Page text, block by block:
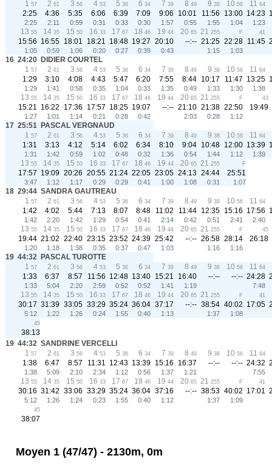
1 57 2 61 3 56 4 53 5 36 6 34 7 39 8 49 9 38 10 56 11 64
2:25
4:36 5:35 6:06 6:39 7:09 9:06 10:01 11:56 13:00 14:23
2:25 2:11 0:59 0:31 0:33 0:30 1:57 0:55 1:55 1:04 1:23
13 55 14 35 15 50 16 33 17 67 18 46 19 44 20 65 21 255 F 41
15:56 16:55 18:01 18:21 18:48 19:27 20:10 --:-- 21:25 22:28 11:45
1:05 0:59 1:06 0:20 0:27 0:39 0:43 1:15 1:03
16 24:20 DIDIER COURTEL
1 57 2 61 3 56 4 53 5 36 6 34 7 39 8 49 9 38 10 56 11 64
1:29
3:10 4:08 4:43 5:47 6:20 7:55 8:44 10:17 11:47 13:25
1:29 1:41 0:58 0:35 1:04 0:33 1:35 0:49 1:33 1:30 1:38
13 55 14 35 15 50 16 33 17 67 18 46 19 44 20 65 21 255 F 43
15:21 16:22 17:36 17:57 18:25 19:07 --:-- 21:10 21:38 22:50 19:49
1:27 1:01 1:14 0:21 0:28 0:42 2:03 0:28 1:12
17 25:51 PASCAL VERGNAUD
1 57 2 61 3 56 4 53 5 36 6 34 7 39 8 49 9 38 10 56 11 64
1:31
3:13 4:12 5:14 6:02 6:34 8:10 9:04 10:48 12:00 13:39
1:31 1:42 0:59 1:02 0:48 0:32 1:36 0:54 1:44 1:12 1:39
13 55 14 35 15 50 16 33 17 67 18 46 19 44 20 65 21 255 F
17:57 19:09 20:26 20:55 21:24 22:05 23:05 24:13 24:44 25:51
3:47 1:12 1:17 0:29 0:29 0:41 1:00 1:08 0:31 1:07
18 29:44 SANDRA GAUTREAU
1 57 2 61 3 56 4 53 5 36 6 34 7 39 8 49 9 38 10 56 11 64
1:42
4:02 5:44 7:13 8:07 8:48 11:02 11:44 12:35 15:16 17:56
1:42 2:20 1:42 1:29 0:54 0:41 2:14 0:42 0:51 2:41 2:40
13 55 14 35 15 50 16 33 17 67 18 46 19 44 20 65 21 255 F 45
19:44 21:02 22:40 23:15 23:52 24:39 25:42 --:-- 26:58 28:14 26:18
1:20 1:18 1:38 0:35 0:37 0:47 1:03 1:16 1:16
19 44:32 PASCAL TUROTTE
1 57 2 61 3 56 4 53 5 36 6 34 7 39 8 49 9 38 10 56 11 64
1:33
6:37 8:57 11:56 12:48 13:40 15:21 16:40 --:-- --:-- 24:28
1:33 5:04 2:20 2:59 0:52 0:52 1:41 1:19 7:48
13 55 14 35 15 50 16 33 17 67 18 46 19 44 20 65 21 255 F 41
30:17 31:39 33:05 33:29 35:24 36:04 37:17 --:-- 38:54 40:02 17:05
5:12 1:22 1:26 0:24 1:55 0:40 1:13 1:37 1:08
45
38:13
19 44:32 SANDRINE VERCELLI
1 57 2 61 3 56 4 53 5 36 6 34 7 39 8 49 9 38 10 56 11 64
1:38
6:47 8:57 11:31 12:43 13:39 15:16 16:37 --:-- --:-- 24:32
1:38 5:09 2:10 2:34 1:12 0:56 1:37 1:21 7:55
13 55 14 35 15 50 16 33 17 67 18 46 19 44 20 65 21 255 F 41
30:16 31:42 33:06 33:29 35:24 36:04 37:16 --:-- 38:53 40:02 17:01
5:12 1:26 1:24 0:23 1:55 0:40 1:12 1:37 1:09
45
38:07
Moyen 1 (47/47) - 2130m, 0m